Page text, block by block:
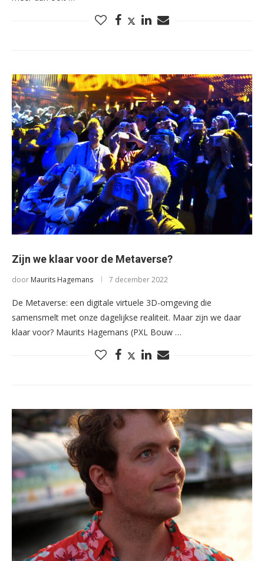
Zijn we klaar voor de Metaverse?
door Maurits Hagemans 7 december 2022
De Metaverse: een digitale virtuele 3D-omgeving die
samensmelt met onze dagelijkse realiteit. Maar zijn we daar
klaar voor? Maurits Hagemans (PXL Bouw …